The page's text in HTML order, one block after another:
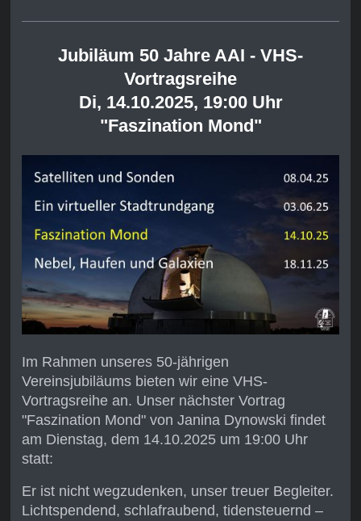
Jubiläum 50 Jahre AAI - VHS-
Vortragsreihe
Di, 14.10.2025, 19:00 Uhr
"Faszination Mond"
Im Rahmen unseres 50-jährigen
Vereinsjubiläums bieten wir eine VHS-
Vortragsreihe an. Unser nächster Vortrag
"Faszination Mond" von Janina Dynowski findet
am Dienstag, dem 14.10.2025 um 19:00 Uhr
statt:
Er ist nicht wegzudenken, unser treuer Begleiter.
Lichtspendend, schlafraubend, tidensteuernd –